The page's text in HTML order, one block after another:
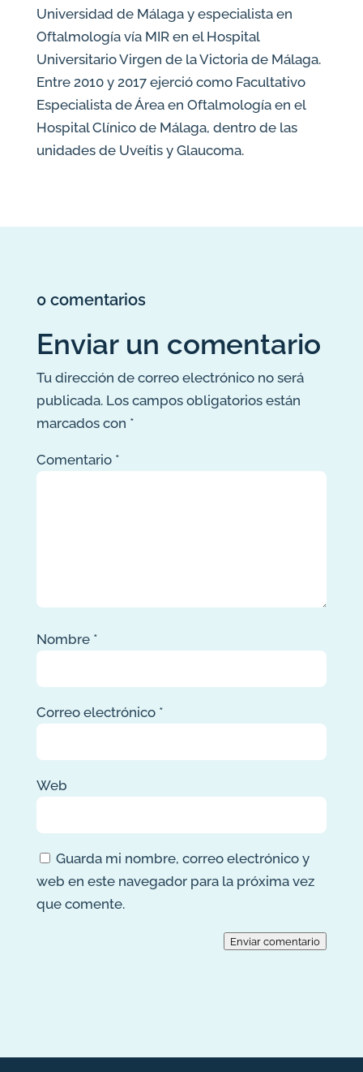
Universidad de Málaga y especialista en
Oftalmología vía MIR en el Hospital
Universitario Virgen de la Victoria de Málaga.
Entre 2010 y 2017 ejerció como Facultativo
Especialista de Área en Oftalmología en el
Hospital Clínico de Málaga, dentro de las
unidades de Uveítis y Glaucoma.
0 comentarios
Enviar un comentario
Tu dirección de correo electrónico no será
publicada. Los campos obligatorios están
marcados con *
Comentario *
Nombre *
Correo electrónico *
Web
Guarda mi nombre, correo electrónico y
web en este navegador para la próxima vez
que comente.
Enviar comentario